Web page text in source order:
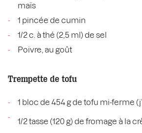
maïs
1 pincée de cumin
1/2 c. à thé (2,5 ml) de sel
Poivre, au goût
Trempette de tofu
1 bloc de 454 g de tofu mi-ferme
1/2 tasse (120 g) de fromage à la